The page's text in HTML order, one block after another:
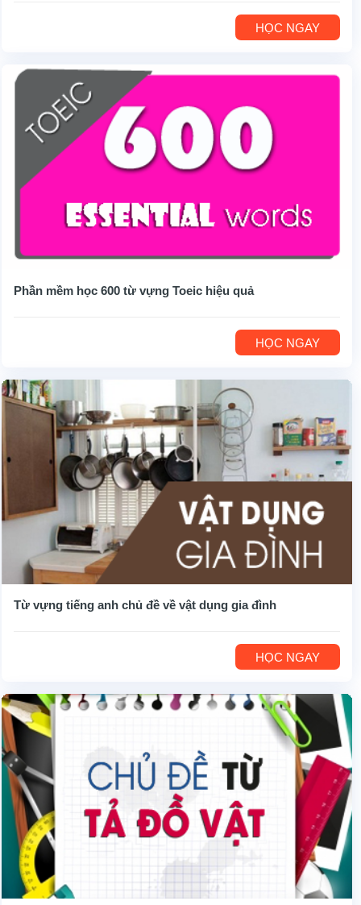
HỌC NGAY
Phần mềm học 600 từ vựng Toeic hiệu quả
HỌC NGAY
Từ vựng tiếng anh chủ đề về vật dụng gia đình
HỌC NGAY